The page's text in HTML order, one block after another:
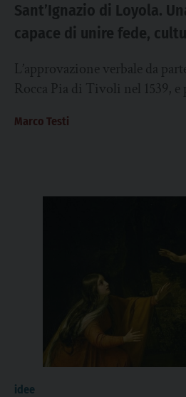
Sant’Ignazio di Loyola.
capace di unire fede,
L’approvazione verbale da
Rocca Pia di Tivoli nel 1539,
Marco Testi
idee